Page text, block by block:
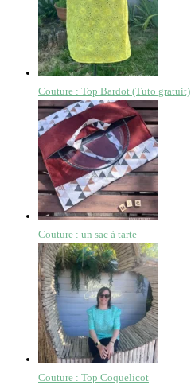
Couture : Top Bardot (Tuto gratuit)
Couture : un sac à tarte
Couture : Top Coquelicot